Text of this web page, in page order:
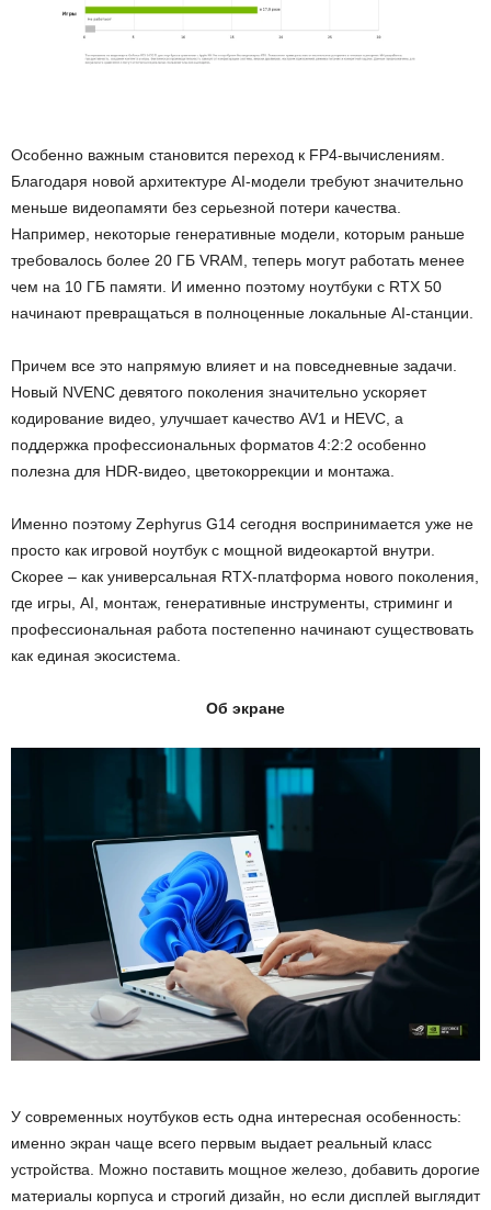
Особенно важным становится переход к FP4-вычислениям.
Благодаря новой архитектуре AI-модели требуют значительно
меньше видеопамяти без серьезной потери качества.
Например, некоторые генеративные модели, которым раньше
требовалось более 20 ГБ VRAM, теперь могут работать менее
чем на 10 ГБ памяти. И именно поэтому ноутбуки с RTX 50
начинают превращаться в полноценные локальные AI-станции.
Причем все это напрямую влияет и на повседневные задачи.
Новый NVENC девятого поколения значительно ускоряет
кодирование видео, улучшает качество AV1 и HEVC, а
поддержка профессиональных форматов 4:2:2 особенно
полезна для HDR-видео, цветокоррекции и монтажа.
Именно поэтому Zephyrus G14 сегодня воспринимается уже не
просто как игровой ноутбук с мощной видеокартой внутри.
Скорее – как универсальная RTX-платформа нового поколения,
где игры, AI, монтаж, генеративные инструменты, стриминг и
профессиональная работа постепенно начинают существовать
как единая экосистема.
Об экране
У современных ноутбуков есть одна интересная особенность:
именно экран чаще всего первым выдает реальный класс
устройства. Можно поставить мощное железо, добавить дорогие
материалы корпуса и строгий дизайн, но если дисплей выглядит